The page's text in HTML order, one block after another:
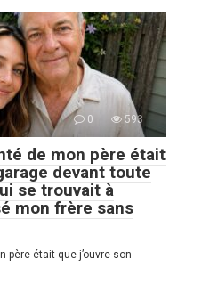
0 593
de mon père était
devant toute
se trouvait à
mon frère sans
père était que j’ouvre son